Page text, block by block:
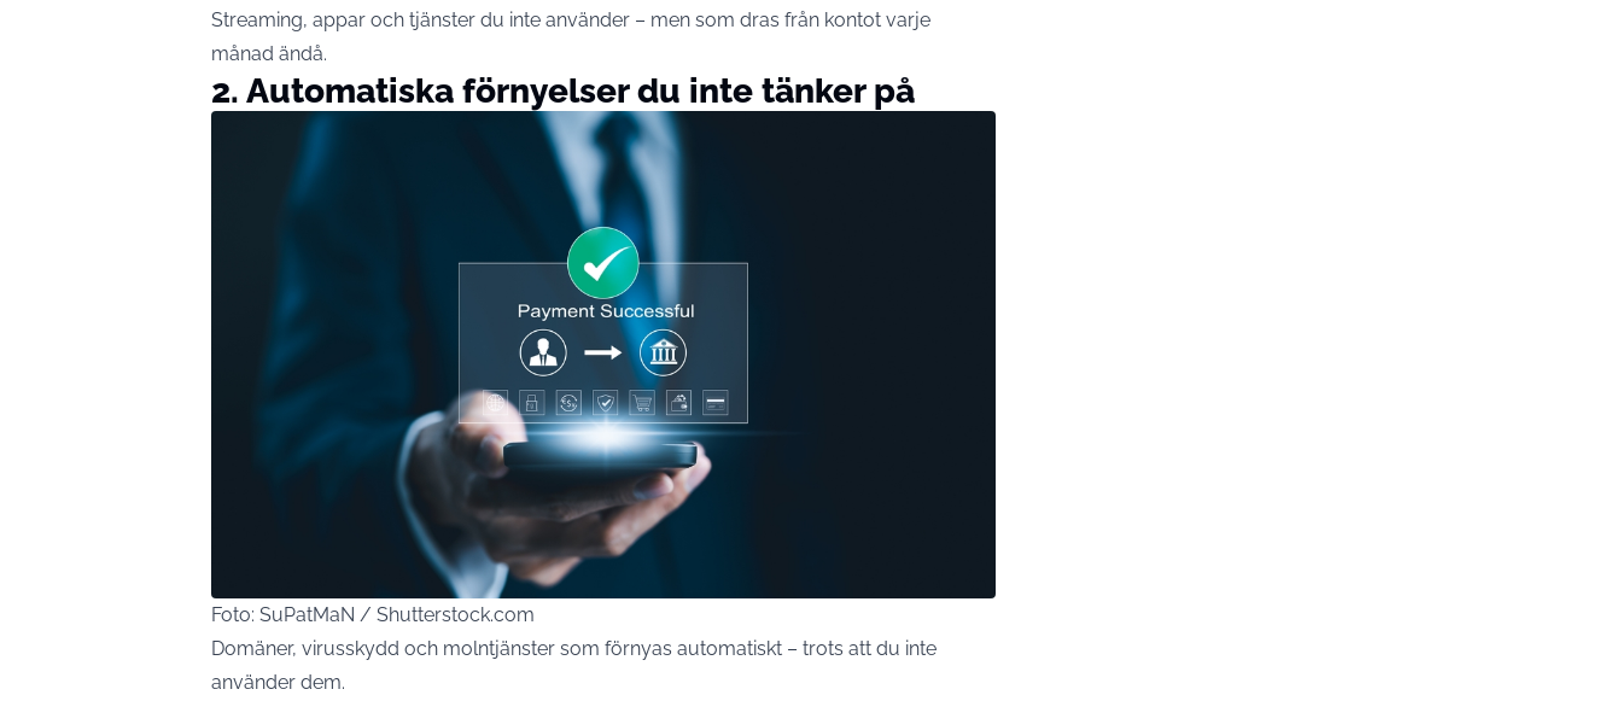
Streaming, appar och tjänster du inte använder – men som dras från kontot varje
månad ändå.
2. Automatiska förnyelser du inte tänker på
Foto: SuPatMaN / Shutterstock.com
Domäner, virusskydd och molntjänster som förnyas automatiskt – trots att du inte
använder dem.